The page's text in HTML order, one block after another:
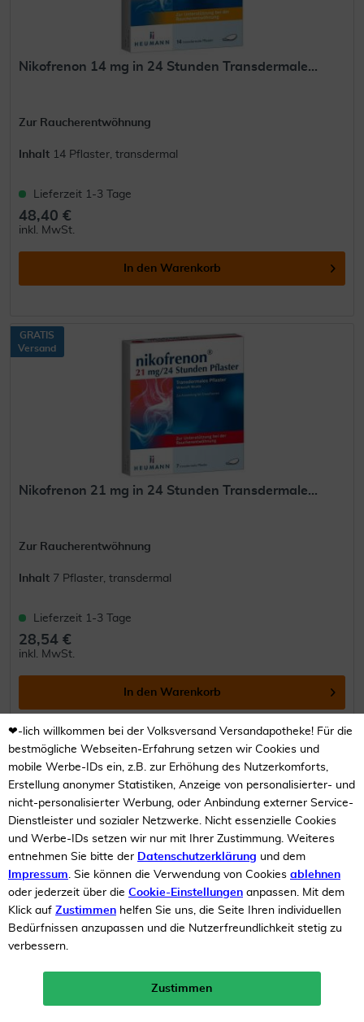
10%
Neukunden-Rabatt ab 49€!
mehr erfahren >
Nikofrenon 14 mg in 24 Stunden Transdermale...
Zur Raucherentwöhnung
Inhalt 14 Pflaster, transdermal
Lieferzeit 1-3 Tage
48,40 €
inkl. MwSt.
In den Warenkorb
GRATIS
Versand
Nikofrenon 21 mg in 24 Stunden Transdermale...
Zur Raucherentwöhnung
Inhalt 7 Pflaster, transdermal
Lieferzeit 1-3 Tage
28,54 €
inkl. MwSt.
In den Warenkorb
48
GRATIS
Nikofrenon 7 mg in 24 Stunden Pflaster 2 x 28...
Zur Raucherentwöhnung
Inhalt2 x 28 Pflaster, transdermal
❤-lich willkommen bei der Volksversand Versandapotheke! Für die
bestmögliche Webseiten-Erfahrung setzen wir Cookies und
mobile Werbe-IDs ein, z.B. zur Erhöhung des Nutzerkomforts,
Erstellung anonymer Statistiken, Anzeige von personalisierter- und
nicht-personalisierter Werbung, oder Anbindung externer Service-
Dienstleister und sozialer Netzwerke. Nicht essenzielle Cookies
und Werbe-IDs setzen wir nur mit Ihrer Zustimmung. Weiteres
entnehmen Sie bitte der Datenschutzerklärung und dem
Impressum. Sie können die Verwendung von Cookies ablehnen
oder jederzeit über die Cookie-Einstellungen anpassen. Mit dem
Klick auf Zustimmen helfen Sie uns, die Seite Ihren individuellen
Bedürfnissen anzupassen und die Nutzerfreundlichkeit stetig zu
verbessern.
Zustimmen